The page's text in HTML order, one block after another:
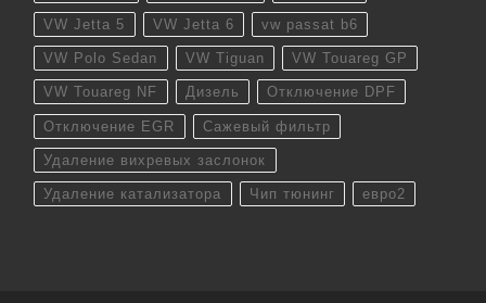
VW Jetta 5 VW Jetta 6 vw passat b6
VW Polo Sedan VW Tiguan VW Touareg GP
VW Touareg NF Дизель Отключение DPF
Отключение EGR Сажевый фильтр
Удаление вихревых заслонок
Удаление катализатора Чип тюнинг евро2